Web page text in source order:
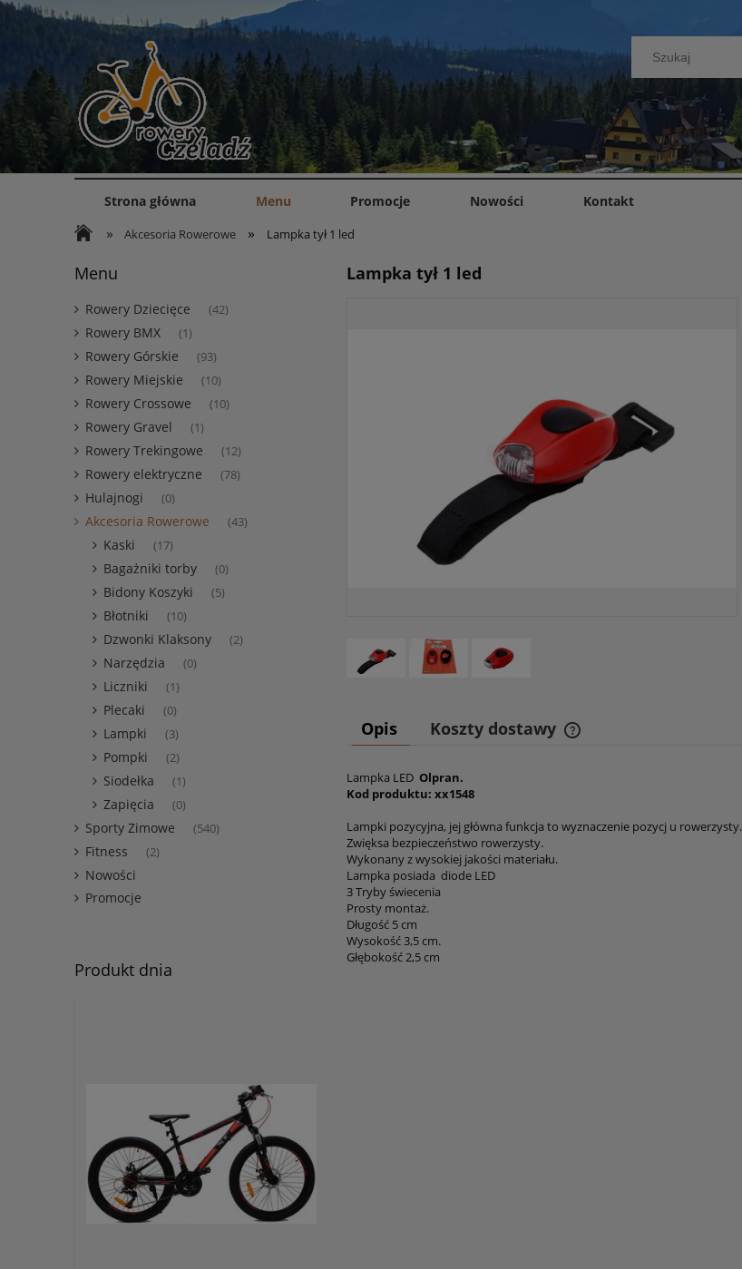
Strona główna Menu Promocje Nowości Kontakt
» Akcesoria Rowerowe » Lampka tył 1 led
Menu
Rowery Dziecięce (42)
Rowery BMX (1)
Rowery Górskie (93)
Rowery Miejskie (10)
Rowery Crossowe (10)
Rowery Gravel (1)
Rowery Trekingowe (12)
Rowery elektryczne (78)
Hulajnogi (0)
Akcesoria Rowerowe (43)
Kaski (17)
Bagażniki torby (0)
Bidony Koszyki (5)
Błotniki (10)
Dzwonki Klaksony (2)
Narzędzia (0)
Liczniki (1)
Plecaki (0)
Lampki (3)
Pompki (2)
Siodełka (1)
Zapięcia (0)
Sporty Zimowe (540)
Fitness (2)
Nowości
Promocje
Produkt dnia
Lampka tył 1 led
Opis Koszty dostawy
Lampka LED Olpran.
Kod produktu: xx1548
Lampki pozycyjna, jej główna funkcja to wyznaczenie pozycj u rowerzysty.
Zwięksa bezpieczeństwo rowerzysty.
Wykonany z wysokiej jakości materiału.
Lampka posiada diode LED
3 Tryby świecenia
Prosty montaż.
Długość 5 cm
Wysokość 3,5 cm.
Głębokość 2,5 cm